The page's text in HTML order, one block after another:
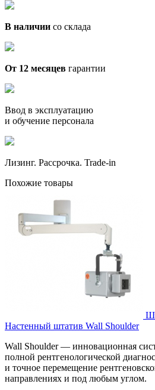
В наличии со склада
От 12 месяцев гарантии
Ввод в эксплуатацию
и обучение персонала
Лизинг. Рассрочка. Trade-in
Похожие товары
Настенный штатив Wall Shoulder
Wall Shoulder — инновационная
полной рентгенологической
и точное перемещение
направлениях и под любым углом.